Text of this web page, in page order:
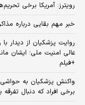
رویترز: آمریکا برخی
خبر مهم بقایی درباره
روایت پزشکیان از دیدار
عالی امنیت ملی؛ ایشان
+فیلم
واکنش پزشکیان به حواشی
برخی افراد که دنبال